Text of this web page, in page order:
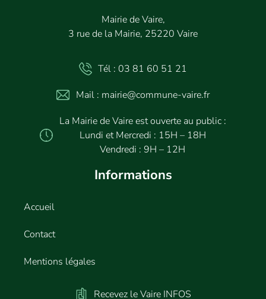
Mairie de Vaire,
3 rue de la Mairie, 25220 Vaire
Tél : 03 81 60 51 21
Mail : mairie@commune-vaire.fr
La Mairie de Vaire est ouverte au public :
Lundi et Mercredi : 15H – 18H
Vendredi : 9H – 12H
Informations
Accueil
Contact
Mentions légales
Recevez le Vaire INFOS